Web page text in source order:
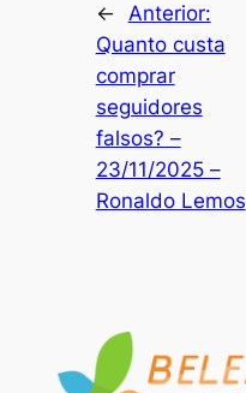
← Anterior:
Quanto custa
comprar
seguidores
falsos? –
23/11/2025 –
Ronaldo Lemos